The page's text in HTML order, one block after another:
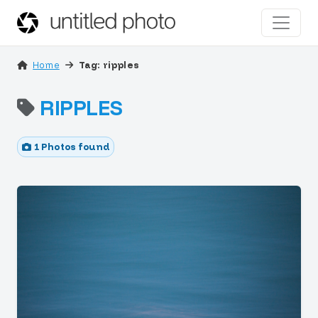
Home Tag: ripples
RIPPLES
1 Photos found